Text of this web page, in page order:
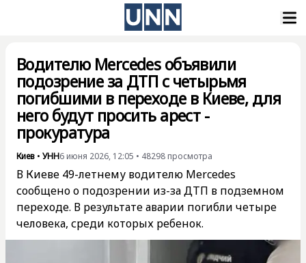
Водителю Mercedes объявили
подозрение за ДТП с четырьмя
погибшими в переходе в Киеве, для
него будут просить арест -
прокуратура
Киев • УНН6 июня 2026, 12:05 • 48298 просмотра
В Киеве 49-летнему водителю Mercedes
сообщено о подозрении из-за ДТП в подземном
переходе. В результате аварии погибли четыре
человека, среди которых ребенок.